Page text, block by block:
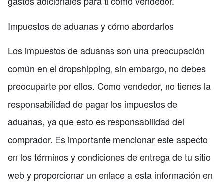
Impuestos de aduanas y cómo abordarlos
Los impuestos de aduanas son una preocupación
común en el dropshipping, sin embargo, no debes
preocuparte por ellos. Como vendedor, no tienes la
responsabilidad de pagar los impuestos de
aduanas, ya que esto es responsabilidad del
comprador. Es importante mencionar este aspecto
en los términos y condiciones de entrega de tu sitio
web y proporcionar un enlace a esta información en